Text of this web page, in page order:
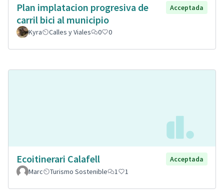
Plan implatacion progresiva de
carril bici al municipio
Acceptada
Kyra Calles y Viales 0 0
Ecoitinerari Calafell
Acceptada
Marc
Turismo Sostenible 1 1